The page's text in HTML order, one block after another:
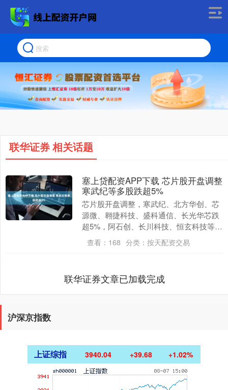
联华证券 相关话题
塞上贷配资APP下载 芯片股开盘调整
寒武纪等多股跌超5%
芯片股开盘调整，寒武纪、北方华创、芯
源微、翱捷科技、盛科通信、长光华芯跌
超5%，阿石创、长川科技、恒玄科技等跟
跌。消息面上，东芯股份7月29日以来多
次触及股票交....
查看： 168 分类： 按天配资交易
联华证券文章已加载完成
沪深京指数
上证综指 3940.04 +39.68 +1.02%